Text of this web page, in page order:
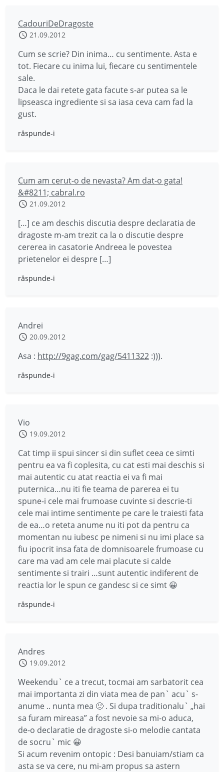
CadouriDeDragoste
21.09.2012
Cum se scrie? Din inima… cu sentimente. Asta e
tot. Fiecare cu inima lui, fiecare cu sentimentele
sale.
Daca le dai retete gata facute s-ar putea sa le
lipseasca ingrediente si sa iasa ceva cam fad la
gust.
răspunde-i
Cum am cerut-o de nevasta? Am dat-o gata!
&#8211; cabral.ro
21.09.2012
[…] ce am deschis discutia despre declaratia de
dragoste m-am trezit ca la o discutie despre
cererea in casatorie Andreea le povestea
prietenelor ei despre […]
răspunde-i
Andrei
20.09.2012
Asa : http://9gag.com/gag/5411322 :))).
răspunde-i
Vio
19.09.2012
Cat timp ii spui sincer si din suflet ceea ce simti
pentru ea va fi coplesita, cu cat esti mai deschis si
mai autentic cu atat reactia ei va fi mai
puternica…nu iti fie teama de parerea ei tu
spune-i cele mai frumoase cuvinte si descrie-ti
cele mai intime sentimente pe care le traiesti fata
de ea…o reteta anume nu iti pot da pentru ca
momentan nu iubesc pe nimeni si nu imi place sa
fiu ipocrit insa fata de domnisoarele frumoase cu
care ma vad am cele mai placute si calde
sentimente si trairi …sunt autentic indiferent de
reactia lor le spun ce gandesc si ce simt 😀
răspunde-i
Andres
19.09.2012
Weekendu` ce a trecut, tocmai am sarbatorit cea
mai importanta zi din viata mea de pan` acu` s-
anume .. nunta mea 🙂 . Si dupa traditionalu` „hai
sa furam mireasa” a fost nevoie sa mi-o aduca,
de-o declaratie de dragoste si-o melodie cantata
de socru` mic 😀
Si acum revenim ontopic : Desi banuiam/stiam ca
asta se va cere, nu mi-am propus sa astern